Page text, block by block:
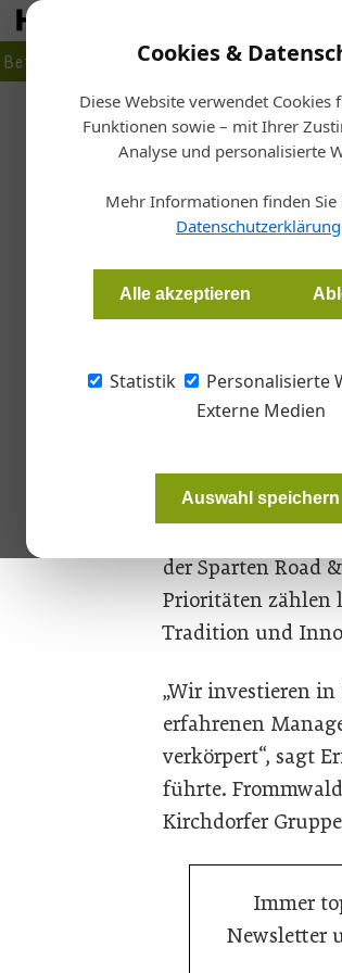
Cookies &
Diese Website verwendet Cookies
Funktionen sowie – mit Ihrer
Analyse und personalisierte
Mehr Informationen finden Sie
Datenschutzerklärung
Alle akzeptieren
Statistik
Personalisierte
Externe Medien
Auswahl speichern
Betrieb
Planen Bauen
Joao Pereira
Joao Paulo Pereira da
Kirchdorfer
Seit Oktober
dieser Zeit an
der Sparten Road
Prioritäten zählen
Tradition und
„Wir investieren
erfahrenen
verkörpert“, sagt
führte.
Kirchdorfer
Immer
Newsletter